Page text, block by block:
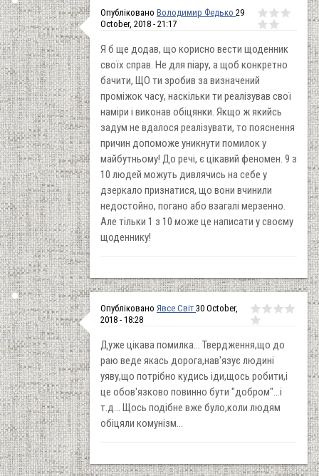
Опубліковано Володимир Федько 29
October, 2018 - 21:17
Я б ще додав, що корисно вести щоденник
своїх справ. Не для піару, а щоб конкретно
бачити, ЩО ти зробив за визначений
проміжок часу, наскільки ти реалізував свої
наміри і виконав обіцянки. Якщо ж якийсь
задум не вдалося реалізувати, то пояснення
причин допоможе уникнути помилок у
майбутньому! До речі, є цікавий феномен. 9 з
10 людей можуть дивлячись на себе у
дзеркало признатися, що вони вчинили
недостойно, погано або взагалі мерзенно.
Але тільки 1 з 10 може це написати у своєму
щоденнику!
Опубліковано Явсе Світ 30 October,
2018 - 18:28
Дуже цікава помилка... Твердження,що до
раю веде якась дорога,нав'язує людині
уяву,що потрібно кудись іди,щось робити,і
це обов'язково повинно бути "добром"...і
т.д... Щось подібне вже було,коли людям
обіцяли комунізм...